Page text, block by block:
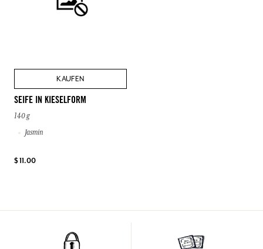
KAUFEN
SEIFE IN KIESELFORM
140 g
Jasmin
$ 11.00